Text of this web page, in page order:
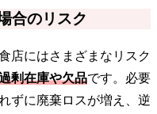
合のリスク
店にはさまざまなリスク
剰在庫や欠品です。必要
ずに廃棄ロスが増え、逆